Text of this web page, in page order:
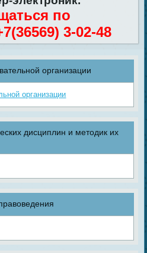
по
3-02-48
организации
организации
дисциплин и методик их